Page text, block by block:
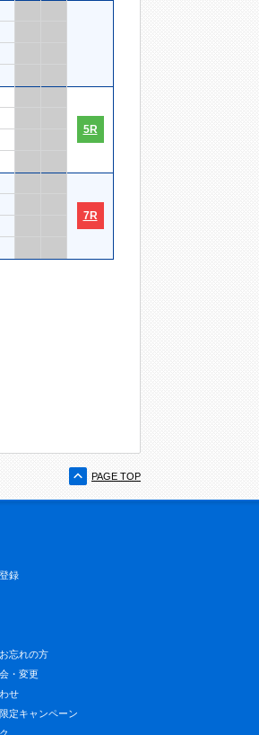
5R
7R
PAGE TOP
録
忘れの方
・変更
せ
定キャンペーン